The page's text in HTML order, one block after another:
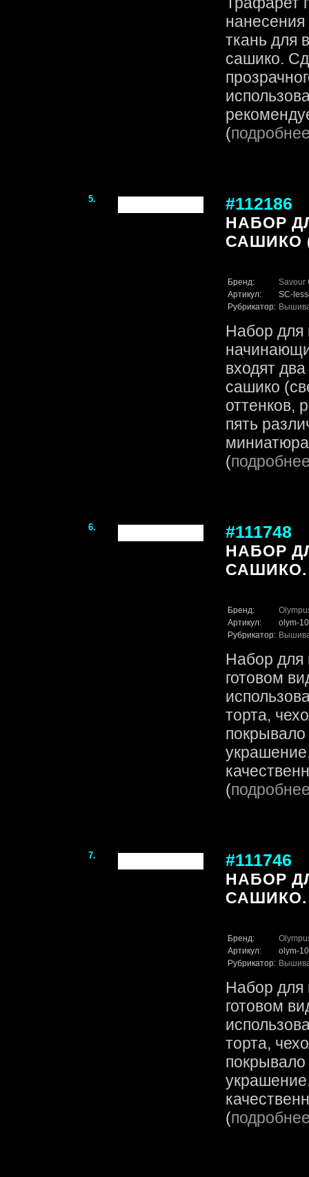
нанесения
ткань для
сашико.
(
5. #112186
НАБОР
САШИКО
Бренд:
Savour
Артикул:
SC-
Рубрикатор:
Набор для
входят
сашико
оттенков,
пять
(
6. #111748
НАБОР
САШИКО.
Бренд:
Артикул:
olym-
Рубрикатор:
Набор
готовом
торта,
(
7. #111746
НАБОР
САШИКО.
Бренд:
Артикул:
olym-
Рубрикатор:
Набор
готовом
торта,
(